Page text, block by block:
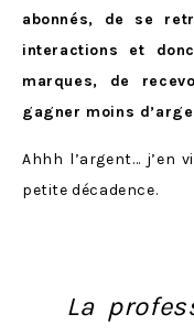
abonnés, de se
interactions et
marques, de
gagner moins
Ahhh l’argent… j’en
petite décadence.
La